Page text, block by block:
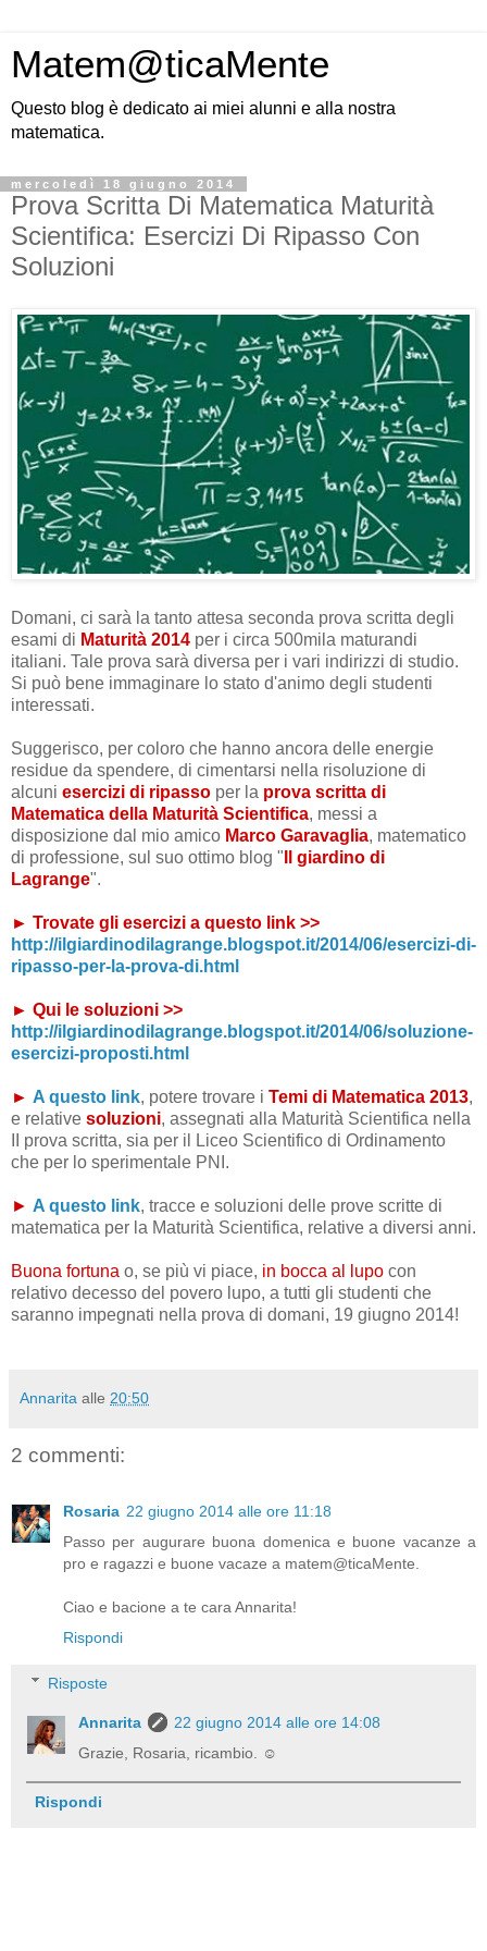
Matem@ticaMente
Questo blog è dedicato ai miei alunni e alla nostra
matematica.
mercoledì 18 giugno 2014
Prova Scritta Di Matematica Maturità
Scientifica: Esercizi Di Ripasso Con
Soluzioni
Domani, ci sarà la tanto attesa seconda prova scritta degli
esami di Maturità 2014 per i circa 500mila maturandi
italiani. Tale prova sarà diversa per i vari indirizzi di studio.
Si può bene immaginare lo stato d'animo degli studenti
interessati.
Suggerisco, per coloro che hanno ancora delle energie
residue da spendere, di cimentarsi nella risoluzione di
alcuni esercizi di ripasso per la prova scritta di
Matematica della Maturità Scientifica, messi a
disposizione dal mio amico Marco Garavaglia, matematico
di professione, sul suo ottimo blog " Il giardino di
Lagrange".
► Trovate gli esercizi a questo link >>
http://ilgiardinodilagrange.blogspot.it/2014/06/esercizi-di-
ripasso-per-la-prova-di.html
► Qui le soluzioni >>
http://ilgiardinodilagrange.blogspot.it/2014/06/soluzione-
esercizi-proposti.html
► A questo link, potere trovare i Temi di Matematica 2013,
e relative soluzioni, assegnati alla Maturità Scientifica nella
II prova scritta, sia per il Liceo Scientifico di Ordinamento
che per lo sperimentale PNI.
► A questo link, tracce e soluzioni delle prove scritte di
matematica per la Maturità Scientifica, relative a diversi anni.
Buona fortuna o, se più vi piace, in bocca al lupo con
relativo decesso del povero lupo, a tutti gli studenti che
saranno impegnati nella prova di domani, 19 giugno 2014!
Annarita alle 20:50
2 commenti:
Rosaria 22 giugno 2014 alle ore 11:18
Passo per augurare buona domenica e buone vacanze a
pro e ragazzi e buone vacaze a matem@ticaMente.
Ciao e bacione a te cara Annarita!
Rispondi
Risposte
Annarita
22 giugno 2014 alle ore 14:08
Grazie, Rosaria, ricambio. ☺
Rispondi